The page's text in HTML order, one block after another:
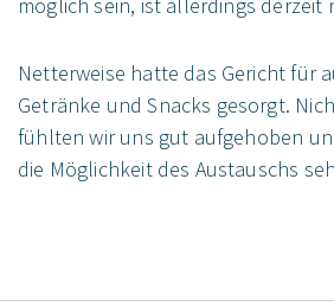
Netterweise hatte das Gericht für
Getränke und Snacks gesorgt.
fühlten wir uns gut aufgehoben
die Möglichkeit des Austauschs